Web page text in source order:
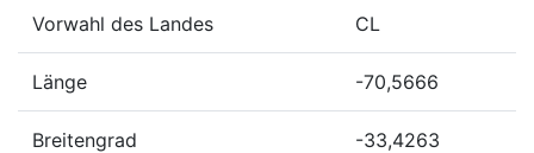
Vorwahl des Landes CL
Länge -70,5666
Breitengrad -33,4263